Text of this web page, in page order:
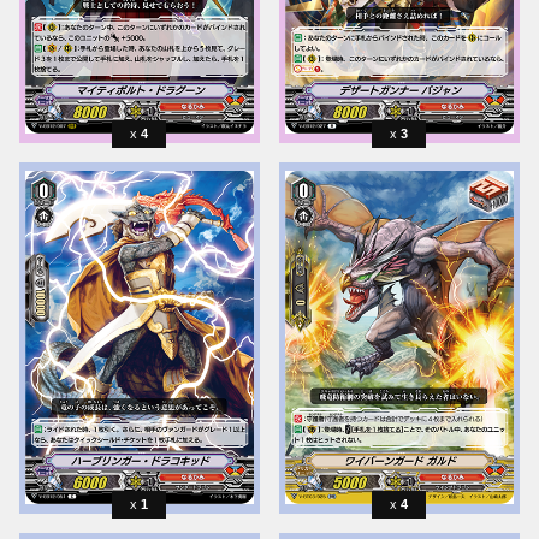
4 3
1 4